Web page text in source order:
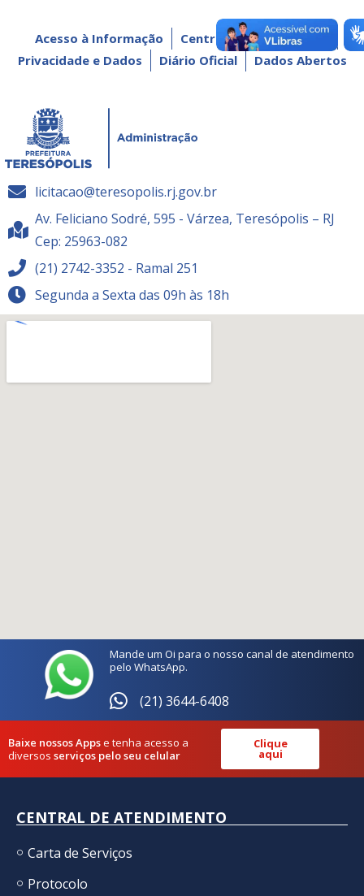
Acesso à Informação
Central de Atendimento
Privacidade e Dados
Diário Oficial Dados Abertos
licitacao@teresopolis.rj.gov.br
Av. Feliciano Sodré, 595 - Várzea, Teresópolis – RJ
Cep: 25963-082
(21) 2742-3352 - Ramal 251
Segunda a Sexta das 09h às 18h
Mande um Oi para o nosso canal de atendimento
pelo WhatsApp.
(21) 3644-6408
Baixe nossos Appse tenha acesso a
diversos serviços pelo seu celular
Clique
aqui
CENTRAL DE ATENDIMENTO
Carta de Serviços
Protocolo